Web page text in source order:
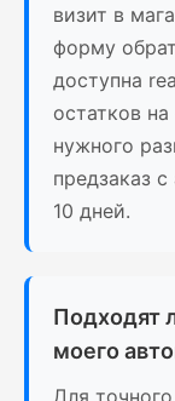
визит в
форму
доступна
остатков
нужного
предзаказ
10 дней.
Подходят
моего
Для